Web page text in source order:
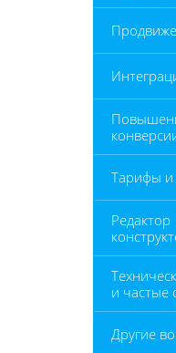
Тарифы и
Редактор
и частые
Другие